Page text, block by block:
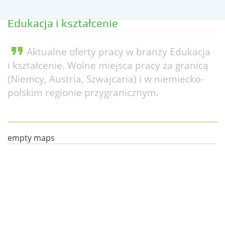
Edukacja i kształcenie
format_quote Aktualne oferty pracy w branży Edukacja
i kształcenie. Wolne miejsca pracy za granicą
(Niemcy, Austria, Szwajcaria) i w niemiecko-
polskim regionie przygranicznym.
empty maps